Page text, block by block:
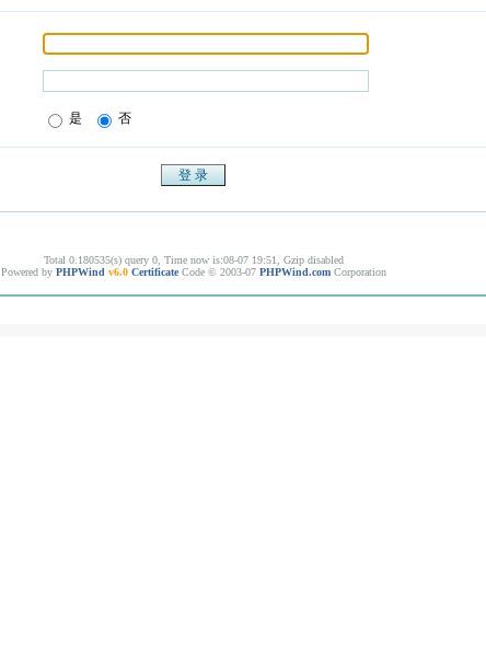
是 否
Total 0.180535(s) query 0, Time now is:08-07 19:51, Gzip disabled
Powered by PHPWind v6.0 Certificate Code © 2003-07 PHPWind.com Corporation